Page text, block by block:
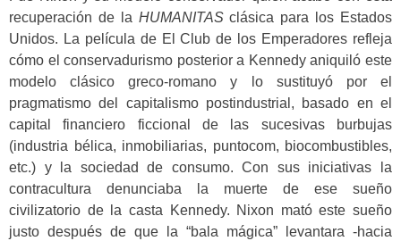
recuperación de la HUMANITASclásica para los Estados
Unidos. La película de El Club de los Emperadores refleja
cómo el conservadurismo posterior a Kennedy aniquiló este
modelo clásico greco-romano y lo sustituyó por el
pragmatismo del capitalismo postindustrial, basado en el
capital financiero ficcional de las sucesivas burbujas
(industria bélica, inmobiliarias, puntocom, biocombustibles,
etc.) y la sociedad de consumo. Con sus iniciativas la
contracultura denunciaba la muerte de ese sueño
civilizatorio de la casta Kennedy. Nixon mató este sueño
justo después de que la “bala mágica” levantara -hacia